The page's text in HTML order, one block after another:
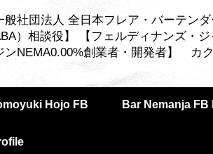
般社団法人 全日本フレア・バーテン
）相談役】 【フェルディナンズ・
ンNEMA0.00%創業者・開発者】 カ
Hojo FB Bar Nemanja FB